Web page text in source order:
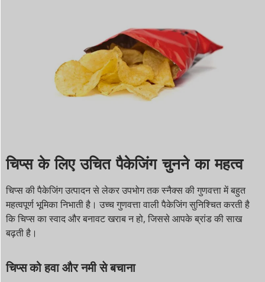
चिप्स के लिए उचित पैकेजिंग चुनने का महत्व
चिप्स की पैकेजिंग उत्पादन से लेकर उपभोग तक स्नैक्स की गुणवत्ता में बहुत
महत्वपूर्ण भूमिका निभाती है। उच्च गुणवत्ता वाली पैकेजिंग सुनिश्चित करती है
कि चिप्स का स्वाद और बनावट खराब न हो, जिससे आपके ब्रांड की साख
बढ़ती है।
चिप्स को हवा और नमी से बचाना